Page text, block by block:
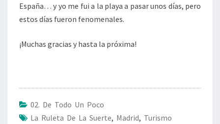
España… y yo me fui a la playa a pasar unos días, pero
estos días fueron fenomenales.
¡Muchas gracias y hasta la próxima!
02. De Todo Un Poco
La Ruleta De La Suerte, Madrid, Turismo